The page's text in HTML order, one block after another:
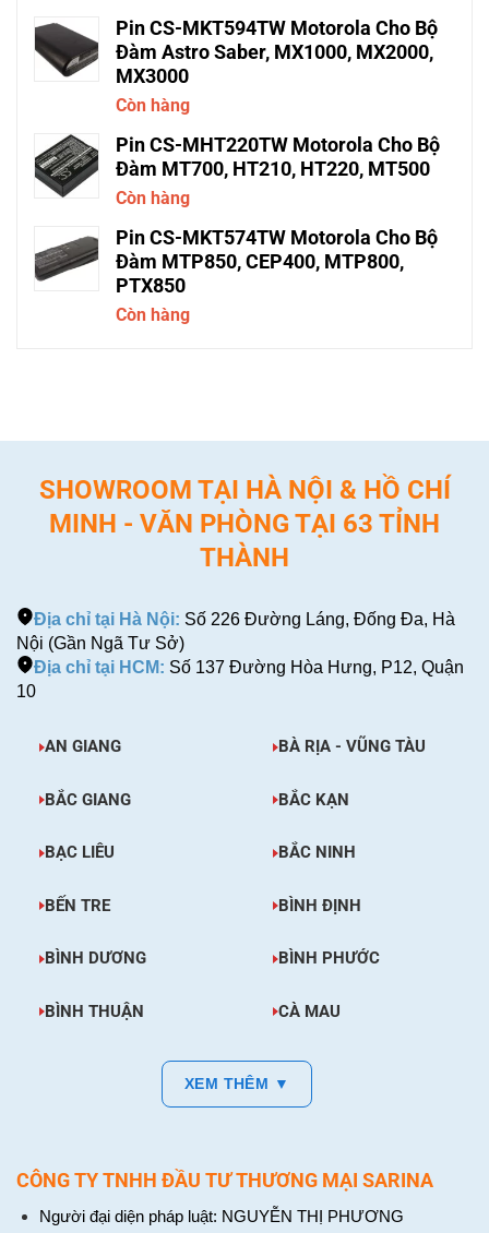
Pin CS-MKT594TW Motorola Cho Bộ
Đàm Astro Saber, MX1000, MX2000,
MX3000
Còn hàng
Pin CS-MHT220TW Motorola Cho Bộ
Đàm MT700, HT210, HT220, MT500
Còn hàng
Pin CS-MKT574TW Motorola Cho Bộ
Đàm MTP850, CEP400, MTP800,
PTX850
Còn hàng
SHOWROOM TẠI HÀ NỘI & HỒ CHÍ
MINH - VĂN PHÒNG TẠI 63 TỈNH
THÀNH
Địa chỉ tại Hà Nội: Số 226 Đường Láng, Đống Đa, Hà
Nội (Gần Ngã Tư Sở)
Địa chỉ tại HCM: Số 137 Đường Hòa Hưng, P12, Quận
10
AN GIANG BÀ RỊA - VŨNG TÀU
BẮC GIANG BẮC KẠN
BẠC LIÊU BẮC NINH
BẾN TRE BÌNH ĐỊNH
BÌNH DƯƠNG BÌNH PHƯỚC
BÌNH THUẬN CÀ MAU
XEM THÊM ▼
CÔNG TY TNHH ĐẦU TƯ THƯƠNG MẠI SARINA
Người đại diện pháp luật: NGUYỄN THỊ PHƯƠNG